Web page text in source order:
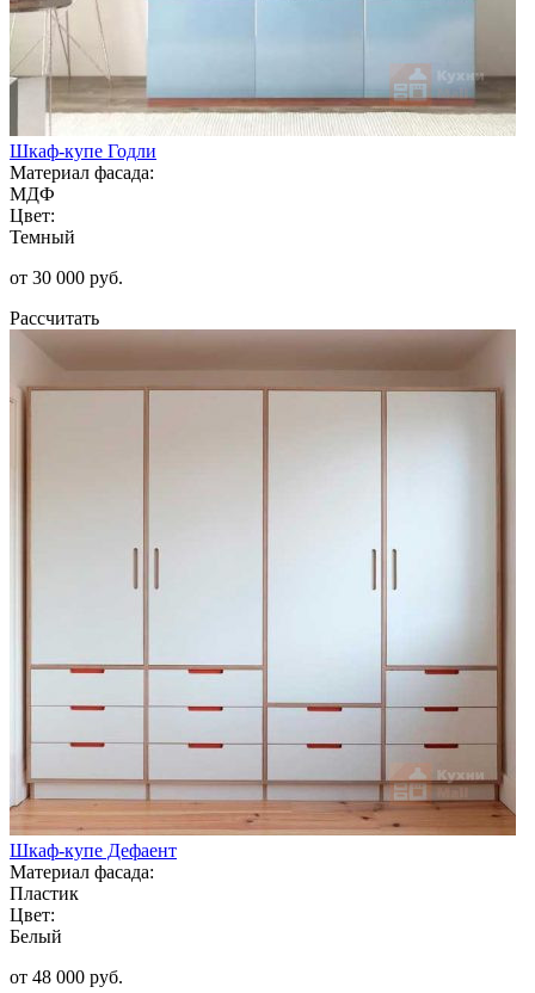
Шкаф-купе Годли
Материал фасада:
МДФ
Цвет:
Темный
от 30 000 руб.
Рассчитать
Шкаф-купе Дефаент
Материал фасада:
Пластик
Цвет:
Белый
от 48 000 руб.